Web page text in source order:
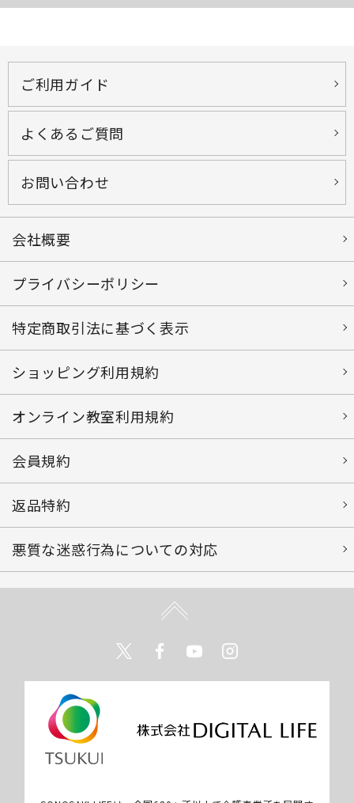
ご利用ガイド
よくあるご質問
お問い合わせ
会社概要
プライバシーポリシー
特定商取引法に基づく表示
ショッピング利用規約
オンライン教室利用規約
会員規約
返品特約
悪質な迷惑行為についての対応
TwitterFacebookYoutube